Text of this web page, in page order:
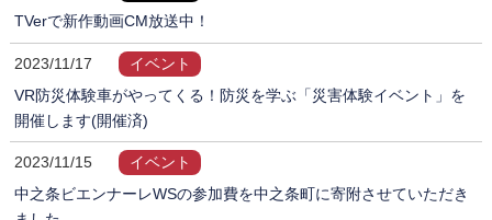
TVerで新作動画CM放送中！
2023/11/17
イベント
VR防災体験車がやってくる！防災を学ぶ「災害体験イベント」を
開催します(開催済)
2023/11/15
イベント
中之条ビエンナーレWSの参加費を中之条町に寄附させていただき